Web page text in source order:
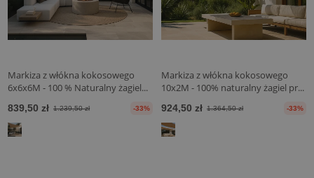
Markiza z włókna kokosowego
6x6x6M - 100 % Naturalny żagiel...
839,50 zł 1.239,50 zł -33%
Markiza z włókna kokosowego
10x2M - 100% naturalny żagiel pr...
924,50 zł 1.364,50 zł -33%